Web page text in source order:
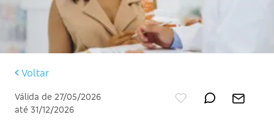
Voltar
Válida de 27/05/2026
até 31/12/2026